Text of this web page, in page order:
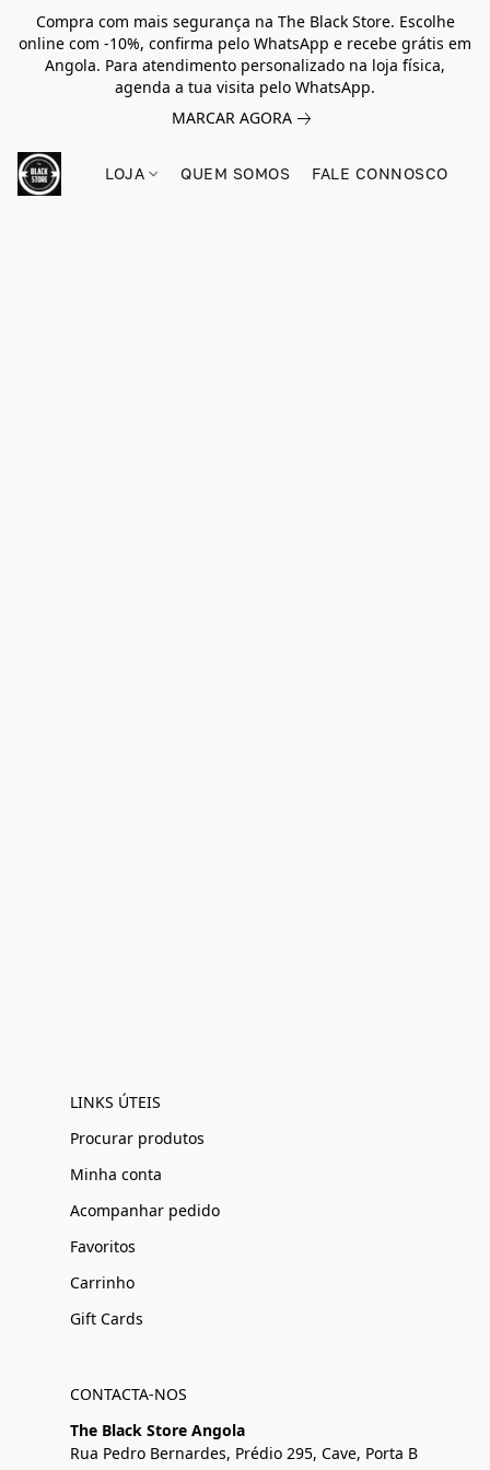
Compra com mais segurança na The Black Store. Escolhe
online com -10%, confirma pelo WhatsApp e recebe grátis em
Angola. Para atendimento personalizado na loja física,
agenda a tua visita pelo WhatsApp.
MARCAR AGORA
LOJA QUEM SOMOS FALE CONNOSCO
LINKS ÚTEIS
Procurar produtos
Minha conta
Acompanhar pedido
Favoritos
Carrinho
Gift Cards
CONTACTA-NOS
The Black Store Angola
Rua Pedro Bernardes, Prédio 295, Cave, Porta B